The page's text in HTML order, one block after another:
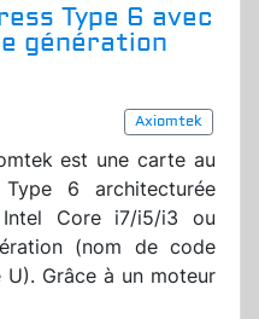
Type 6 avec
génération
Axiomtek
est une carte au
6 architecturée
Core i7/i5/i3 ou
(nom de code
U). Grâce à un moteur